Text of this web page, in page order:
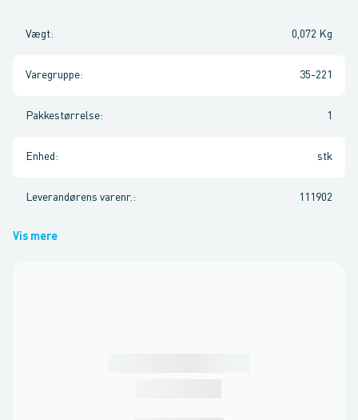
Vægt: 0,072 Kg
Varegruppe: 35-221
Pakkestørrelse: 1
Enhed : stk
Leverandørens varenr. : 111902
Vis mere